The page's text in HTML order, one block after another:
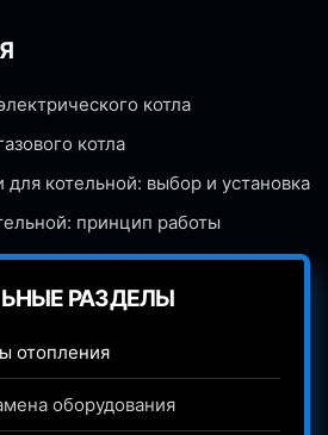
котла
котла
для котельной: выбор и установка
принцип работы
РАЗДЕЛЫ
отопления
оборудования